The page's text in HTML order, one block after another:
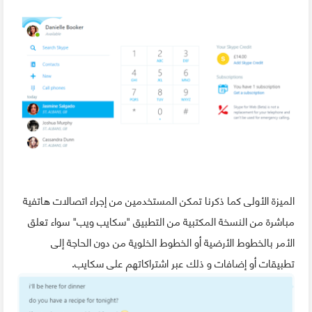
الميزة الأولى كما ذكرنا تمكن المستخدمين من إجراء اتصالات هاتفية
مباشرة من النسخة المكتبية من التطبيق "سكايب ويب" سواء تعلق
الأمر بالخطوط الأرضية أو الخطوط الخلوية من دون الحاجة إلى
تطبيقات أو إضافات و ذلك عبر اشتراكاتهم على سكايب.